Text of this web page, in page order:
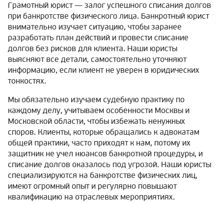
Грамотный юрист — залог успешного списания долгов
при банкротстве физического лица. Банкротный юрист
внимательно изучает ситуацию, чтобы заранее
разработать план действий и провести списание
долгов без рисков для клиента. Наши юристы
выясняют все детали, самостоятельно уточняют
информацию, если клиент не уверен в юридических
тонкостях.
Мы обязательно изучаем судебную практику по
каждому делу, учитываем особенности Москвы и
Московской области, чтобы избежать ненужных
споров. Клиенты, которые обращались к адвокатам
общей практики, часто приходят к нам, потому их
защитник не учел нюансов банкротной процедуры, и
списание долгов оказалось под угрозой. Наши юристы
специализируются на банкротстве физических лиц,
имеют огромный опыт и регулярно повышают
квалификацию на отраслевых мероприятиях.